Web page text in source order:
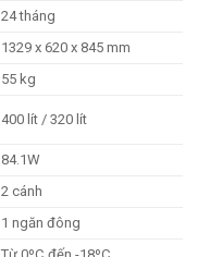
24 tháng
1329 x 620 x 845 mm
55 kg
400 lít / 320 lít
84.1W
2 cánh
1 ngăn đông